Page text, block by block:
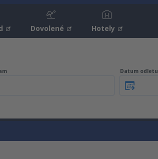
Dovolené Hotely
Datum odletu